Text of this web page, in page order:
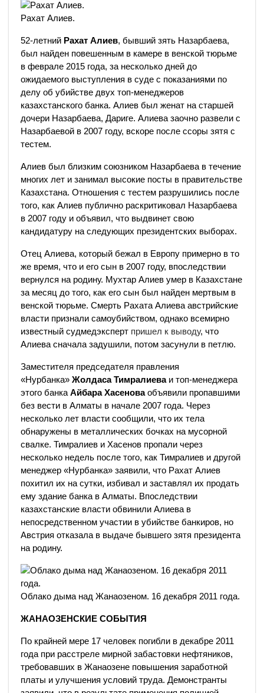
Рахат Алиев.
52-летний Рахат Алиев, бывший зять Назарбаева,
был найден повешенным в камере в венской тюрьме
в феврале 2015 года, за несколько дней до
ожидаемого выступления в суде с показаниями по
делу об убийстве двух топ-менеджеров
казахстанского банка. Алиев был женат на старшей
дочери Назарбаева, Дариге. Алиева заочно развели с
Назарбаевой в 2007 году, вскоре после ссоры зятя с
тестем.
Алиев был близким союзником Назарбаева в течение
многих лет и занимал высокие посты в правительстве
Казахстана. Отношения с тестем разрушились после
того, как Алиев публично раскритиковал Назарбаева
в 2007 году и объявил, что выдвинет свою
кандидатуру на следующих президентских выборах.
Отец Алиева, который бежал в Европу примерно в то
же время, что и его сын в 2007 году, впоследствии
вернулся на родину. Мухтар Алиев умер в Казахстане
за месяц до того, как его сын был найден мертвым в
венской тюрьме. Смерть Рахата Алиева австрийские
власти признали самоубийством, однако всемирно
известный судмедэксперт пришел к выводу, что
Алиева сначала задушили, потом засунули в петлю.
Заместителя председателя правления
«Нурбанка» Жолдаса Тимралиева и топ-менеджера
этого банка Айбара Хасеноваобъявили пропавшими
без вести в Алматы в начале 2007 года. Через
несколько лет власти сообщили, что их тела
обнаружены в металлических бочках на мусорной
свалке. Тимралиев и Хасенов пропали через
несколько недель после того, как Тимралиев и другой
менеджер «Нурбанка» заявили, что Рахат Алиев
похитил их на сутки, избивал и заставлял их продать
ему здание банка в Алматы. Впоследствии
казахстанские власти обвинили Алиева в
непосредственном участии в убийстве банкиров, но
Австрия отказала в выдаче бывшего зятя президента
на родину.
Облако дыма над Жанаозеном. 16 декабря 2011 года.
ЖАНАОЗЕНСКИЕ СОБЫТИЯ
По крайней мере 17 человек погибли в декабре 2011
года при расстреле мирной забастовки нефтяников,
требовавших в Жанаозене повышения заработной
платы и улучшения условий труда. Демонстранты